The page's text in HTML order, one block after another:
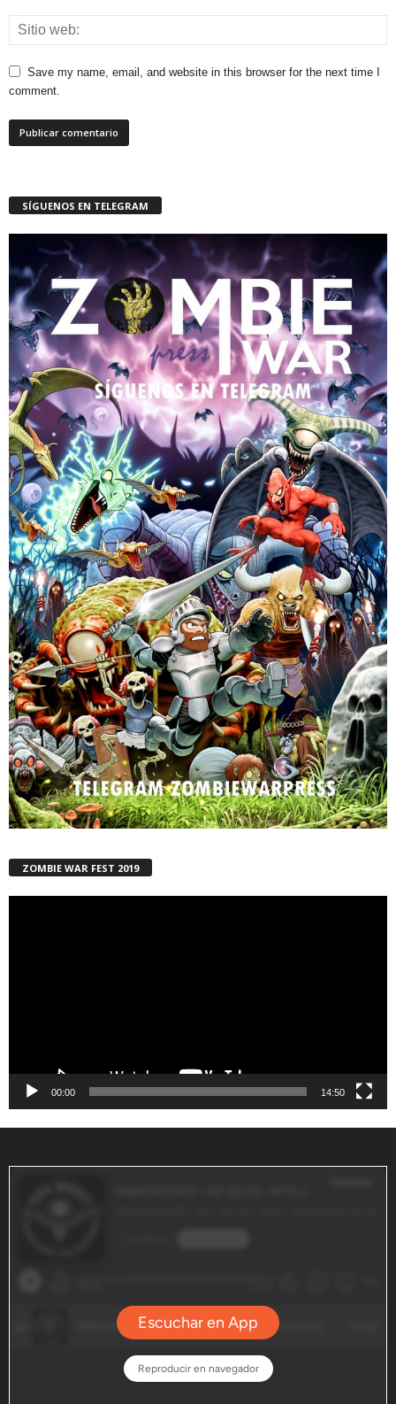
Save my name, email, and website in this browser for the next time I
comment.
SÍGUENOS EN TELEGRAM
ZOMBIE WAR FEST 2019
00:00 14:50